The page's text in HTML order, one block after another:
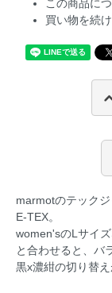
この商品に
買い物を続
marmotのテック
E-TEX。
women'sのLサイ
と合わせると、バ
黒x濃紺の切り替え